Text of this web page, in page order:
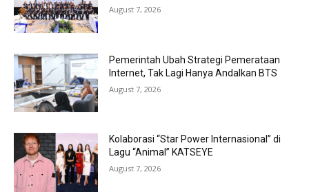
August 7, 2026
Pemerintah Ubah Strategi Pemerataan
Internet, Tak Lagi Hanya Andalkan BTS
August 7, 2026
Kolaborasi “Star Power Internasional” di
Lagu “Animal” KATSEYE
August 7, 2026